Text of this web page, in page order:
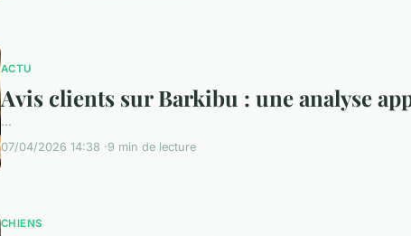
ACTU
Avis clients sur Barkibu : une analyse
...
07/04/2026 14:38 9 min de lecture
CHIENS